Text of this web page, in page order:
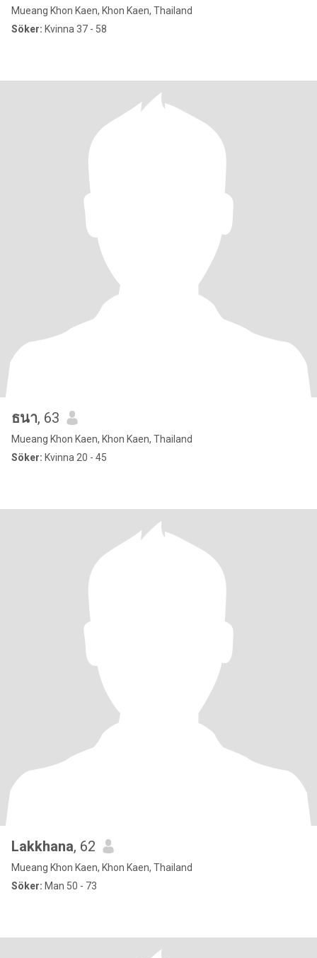
Mueang Khon Kaen, Khon Kaen, Thailand
Söker: Kvinna 37 - 58
ธนา, 63
Mueang Khon Kaen, Khon Kaen, Thailand
Söker: Kvinna 20 - 45
Lakkhana, 62
Mueang Khon Kaen, Khon Kaen, Thailand
Söker: Man 50 - 73